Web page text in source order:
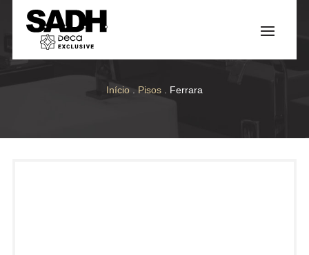
Início Pisos . Ferrara